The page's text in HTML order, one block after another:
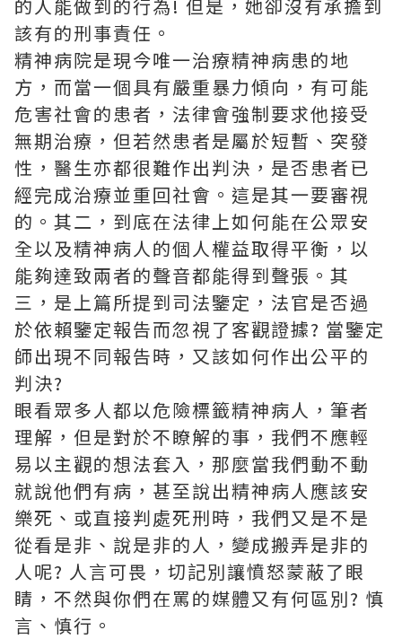
的人能做到的行為! 但是，她卻沒有承擔到
該有的刑事責任。
精神病院是現今唯一治療精神病患的地
方，而當一個具有嚴重暴力傾向，有可能
危害社會的患者，法律會強制要求他接受
無期治療，但若然患者是屬於短暫、突發
性，醫生亦都很難作出判決，是否患者已
經完成治療並重回社會。這是其一要審視
的。其二，到底在法律上如何能在公眾安
全以及精神病人的個人權益取得平衡，以
能夠達致兩者的聲音都能得到聲張。其
三，是上篇所提到司法鑒定，法官是否過
於依賴鑒定報告而忽視了客觀證據? 當鑒定
師出現不同報告時，又該如何作出公平的
判決?
眼看眾多人都以危險標籤精神病人，筆者
理解，但是對於不瞭解的事，我們不應輕
易以主觀的想法套入，那麼當我們動不動
就說他們有病，甚至說出精神病人應該安
樂死、或直接判處死刑時，我們又是不是
從看是非、說是非的人，變成搬弄是非的
人呢? 人言可畏，切記別讓憤怒蒙蔽了眼
睛，不然與你們在罵的媒體又有何區別? 慎
言、慎行。